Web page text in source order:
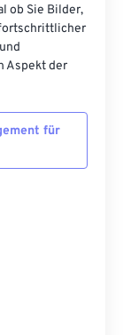
ob Sie Bilder,
Aspekt der
für